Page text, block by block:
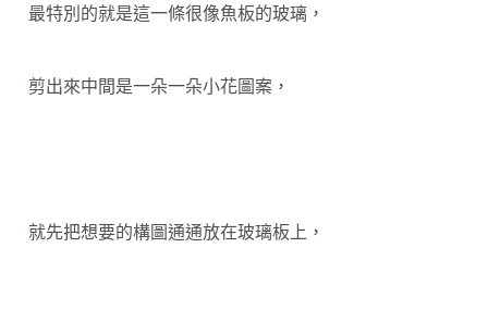
最特別的就是這一條很像魚板的玻璃，
剪出來中間是一朵一朵小花圖案，
就先把想要的構圖通通放在玻璃板上，